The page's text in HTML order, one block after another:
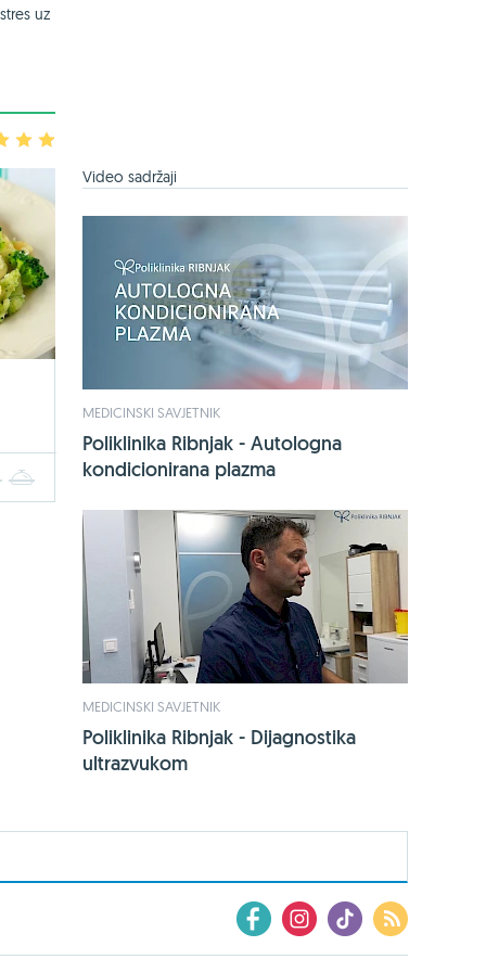
uz
3 4
4
Video sadržaji
MEDICINSKI SAVJETNIK
Poliklinika Ribnjak - Autologna
kondicionirana plazma
MEDICINSKI SAVJETNIK
Poliklinika Ribnjak - Dijagnostika
ultrazvukom